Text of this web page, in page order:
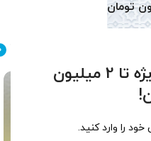
دریافت تخفیف ویژه تا 2 میلیون
را وارد کنید.